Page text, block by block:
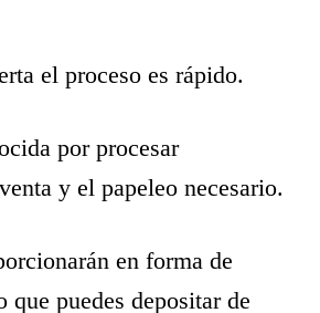
el proceso es rápido.
por procesar
y el papeleo necesario.
en forma de
que puedes depositar de